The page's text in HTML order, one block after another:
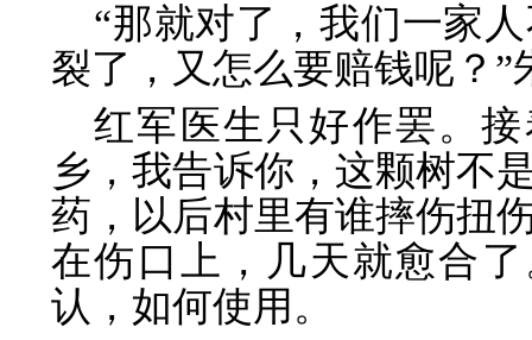
“那就对了，我们一家
裂了，又怎么要赔钱呢？”
红军医生只好作罢。
乡，我告诉你，这颗树不
药，以后村里有谁摔伤扭
在伤口上，几天就愈合
认，如何使用。